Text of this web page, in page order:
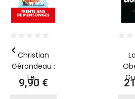
Christian
Gérondeau :
Le...
Prix
9,90 €
